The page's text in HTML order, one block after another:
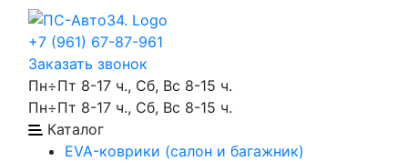
+7 (961) 67-87-961
Заказать звонок
Пн÷Пт 8-17 ч., Сб, Вс 8-15 ч.
Пн÷Пт 8-17 ч., Сб, Вс 8-15 ч.
Каталог
EVA-коврики (салон и багажник)